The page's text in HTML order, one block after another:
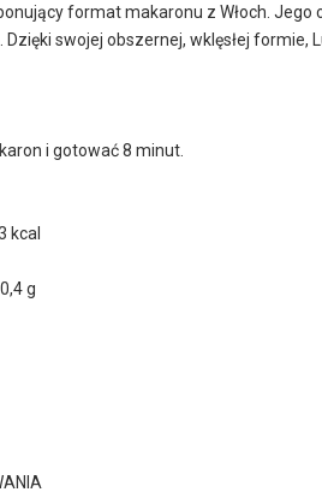
format makaronu z Włoch.
Dzięki swojej obszernej, wklęsłej
i gotować 8 minut.
kcal
g